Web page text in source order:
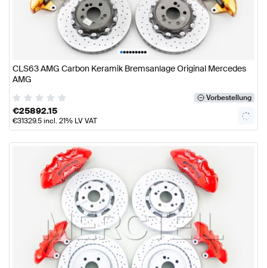
•••••••••
CLS63 AMG Carbon Keramik Bremsanlage Original Mercedes
AMG
Vorbestellung
€25892.15
€31329.5incl. 21% LV VAT